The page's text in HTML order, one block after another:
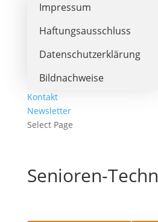
Impressum
Haftungsausschluss
Datenschutzerklärung
Bildnachweise
Kontakt
Newsletter
Select Page
Senioren-